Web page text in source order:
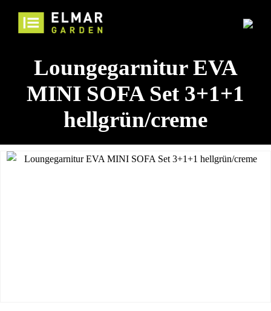
Loungegarnitur EVA
MINI SOFA Set 3+1+1
hellgrün/creme